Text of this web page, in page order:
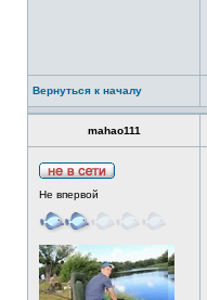
Вернуться к началу
mahao111
Не впервой